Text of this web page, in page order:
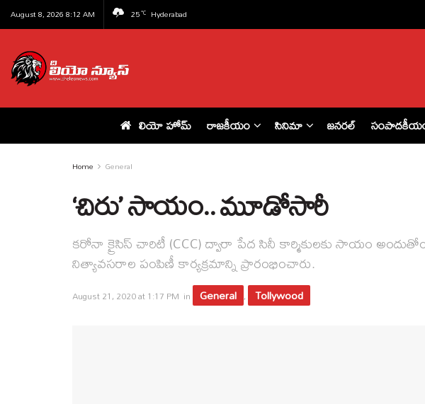
August 8, 2026 8:12 AM 25°C Hyderabad
లియో హోమ్ రాజకీయం సినిమా జనరల్
Home General
‘చిరు’ సాయం.. మూడోసారీ
కరోనా క్రైసిస్ చారిటీ (CCC) ద్వారా పేద సినీ కార్మికులకు సాయం
నిత్యావసరాల పంపిణీ కార్యక్రమాన్ని ప్రారంభించారు.
August 21, 2020 at 1:17 PM in General , Tollywood